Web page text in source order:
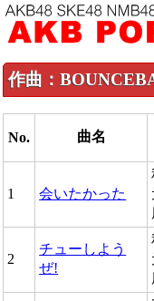
作曲：
No. 曲名
1 会いたかった
2
チューしよう
ぜ!